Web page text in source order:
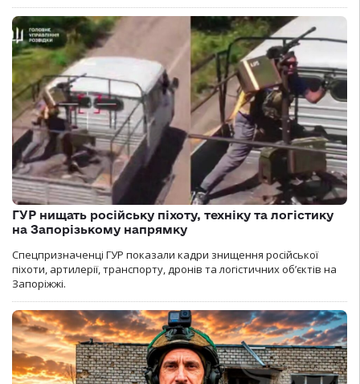
ГУР нищать російську піхоту, техніку та логістику
на Запорізькому напрямку
Спецпризначенці ГУР показали кадри знищення російської
піхоти, артилерії, транспорту, дронів та логістичних об’єктів на
Запоріжжі.